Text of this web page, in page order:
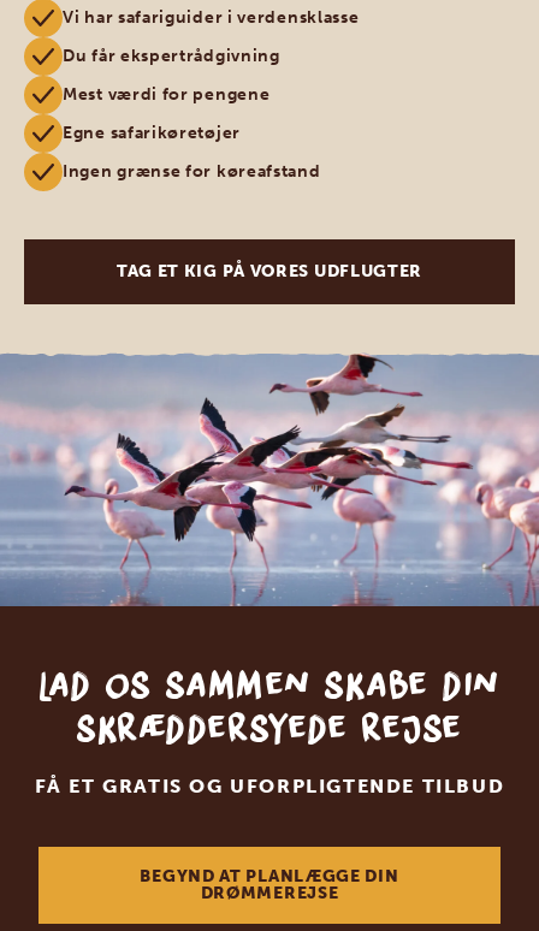
Vi har safariguider i verdensklasse
Du får ekspertrådgivning
Mest værdi for pengene
Egne safarikøretøjer
Ingen grænse for køreafstand
TAG ET KIG PÅ VORES UDFLUGTER
Lad os sammen skabe din
skræddersyede rejse
FÅ ET GRATIS OG UFORPLIGTENDE TILBUD
BEGYND AT PLANLÆGGE DIN
DRØMMEREJSE